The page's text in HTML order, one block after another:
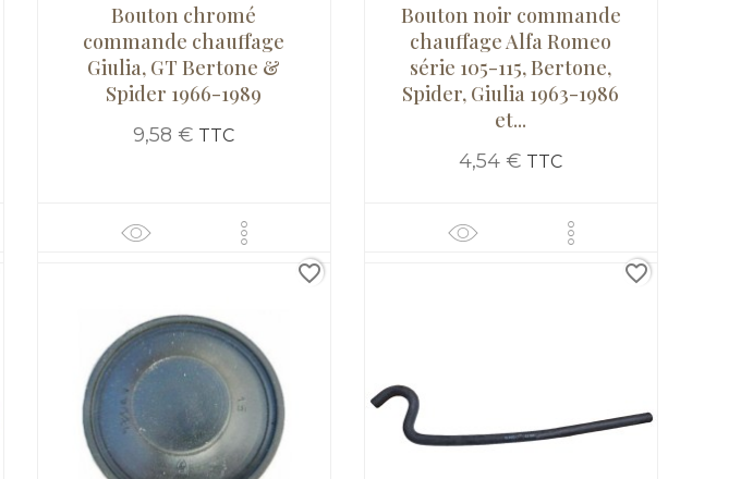
Bouton chromé
commande chauffage
Giulia, GT Bertone &
Spider 1966-1989
9,58 € TTC
Bouton noir commande
chauffage Alfa Romeo
série 105-115, Bertone,
Spider, Giulia 1963-1986
et...
4,54 € TTC
favorite_border favorite_border